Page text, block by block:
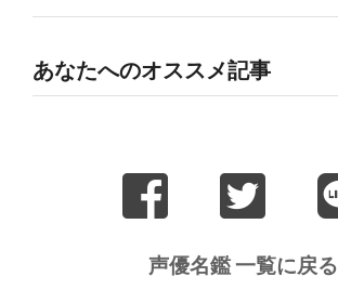
あなたへのオススメ記事
声優名鑑 一覧に戻る